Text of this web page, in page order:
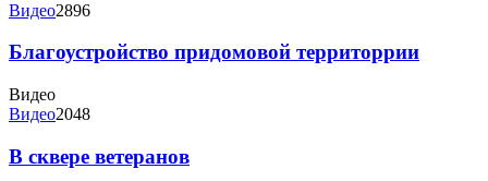
Видео2896
Благоустройство придомовой территоррии
Видео
Видео2048
В сквере ветеранов